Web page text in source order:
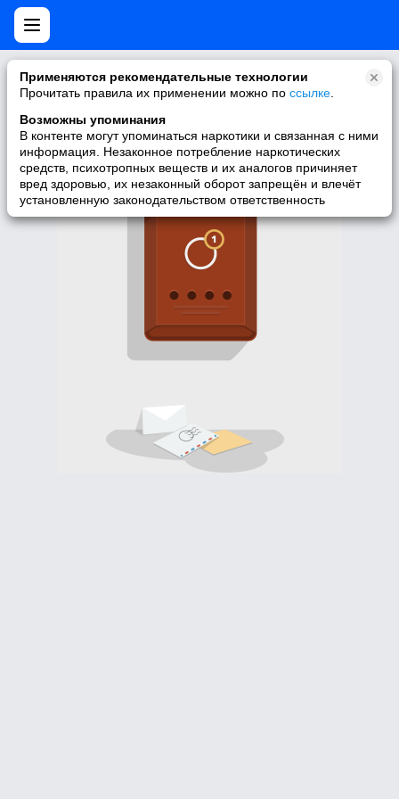
Применяются рекомендательные технологии
Прочитать правила их применении можно по ссылке
Возможны упоминания
В контенте могут упоминаться наркотики и связанная с ними
информация. Незаконное потребление наркотических
средств, психотропных веществ и их аналогов причиняет
вред здоровью, их незаконный оборот запрещён и влечёт
установленную законодательством ответственность
Нет мобильной версии
У запрашиваемой вами страницы нет версии для мобильных
версию Моего Мира.
Перейти на полную версию